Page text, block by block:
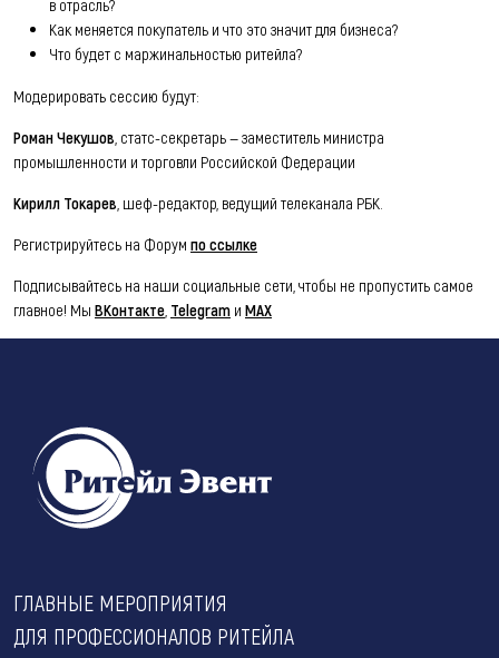
в отрасль?
Как меняется покупатель и что это значит для бизнеса?
Что будет с маржинальностью ритейла?
Модерировать сессию будут:
Роман Чекушов , статс-секретарь — заместитель министра
промышленности и торговли Российской Федерации
Кирилл Токарев , шеф-редактор, ведущий телеканала РБК.
Регистрируйтесь на Форум по ссылке
Подписывайтесь на наши социальные сети, чтобы не пропустить самое
главное! Мы ВКонтакте Telegram и MAX
ГЛАВНЫЕ МЕРОПРИЯТИЯ
ДЛЯ ПРОФЕССИОНАЛОВ РИТЕЙЛА